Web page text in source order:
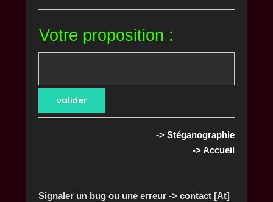
Votre proposition :
-> Stéganographie
-> Accueil
Signaler un bug ou une erreur -> contact [At]